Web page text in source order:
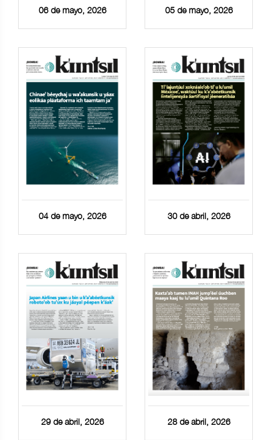
06 de mayo, 2026 05 de mayo, 2026
04 de mayo, 2026 30 de abril, 2026
29 de abril, 2026 28 de abril, 2026